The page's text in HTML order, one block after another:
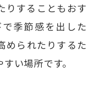
りすることもおす
季節感を出した
められたりするた
い場所です。